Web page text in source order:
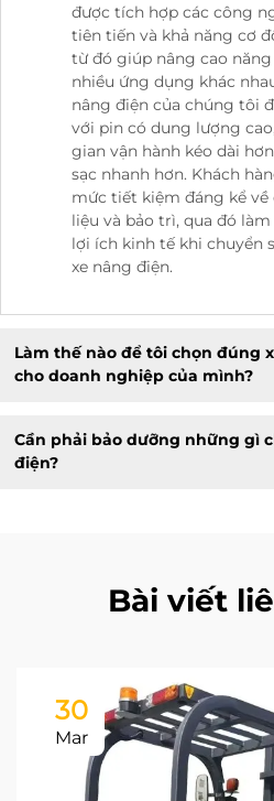
được tích hợp các công
tiên tiến và khả năng cơ
từ đó giúp nâng cao
nhiều ứng dụng khác
nâng điện của chúng tôi
với pin có dung lượng
gian vận hành kéo dài
sạc nhanh hơn. Khách
mức tiết kiệm đáng kể về
liệu và bảo trì, qua đó
lợi ích kinh tế khi chuyển
xe nâng điện.
Làm thế nào để tôi chọn đúng
cho doanh nghiệp của mình?
Cần phải bảo dưỡng những gì
điện?
Bài viết
30
Mar